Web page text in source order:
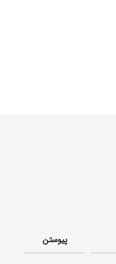
پیوستن